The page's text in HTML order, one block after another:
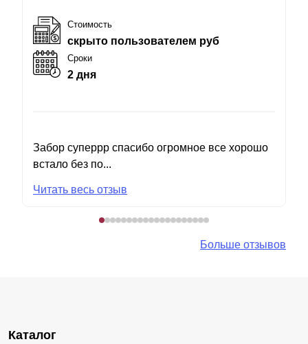
Стоимость
скрыто пользователем руб
Сроки
2 дня
Забор суперрр спасибо огромное все хорошо
встало без по...
Читать весь отзыв
Больше отзывов
Каталог